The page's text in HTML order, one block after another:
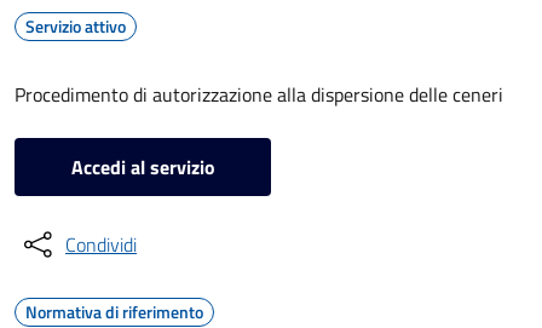
Servizio attivo
Procedimento di autorizzazione alla dispersione delle ceneri
Accedi al servizio
Condividi
Normativa di riferimento